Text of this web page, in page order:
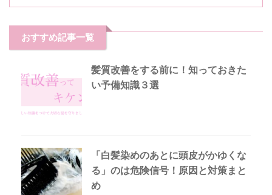
おすすめ記事一覧
髪質改善をする前に！知っておきた
い予備知識３選
「白髪染めのあとに頭皮がかゆくな
る」のは危険信号！原因と対策まと
め